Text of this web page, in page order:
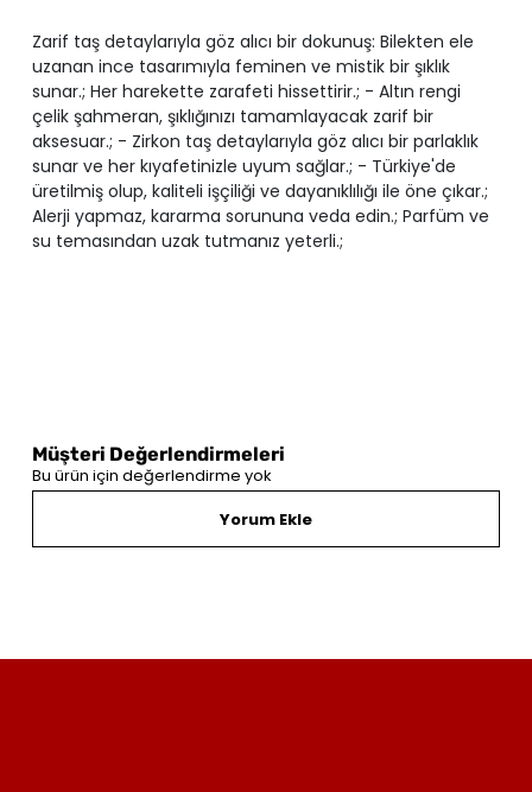
Zarif taş detaylarıyla göz alıcı bir dokunuş: Bilekten ele
uzanan ince tasarımıyla feminen ve mistik bir şıklık
sunar.; Her harekette zarafeti hissettirir.; - Altın rengi
çelik şahmeran, şıklığınızı tamamlayacak zarif bir
aksesuar.; - Zirkon taş detaylarıyla göz alıcı bir parlaklık
sunar ve her kıyafetinizle uyum sağlar.; - Türkiye'de
üretilmiş olup, kaliteli işçiliği ve dayanıklılığı ile öne çıkar.;
Alerji yapmaz, kararma sorununa veda edin.; Parfüm ve
su temasından uzak tutmanız yeterli.;
Müşteri Değerlendirmeleri
Bu ürün için değerlendirme yok
Yorum Ekle